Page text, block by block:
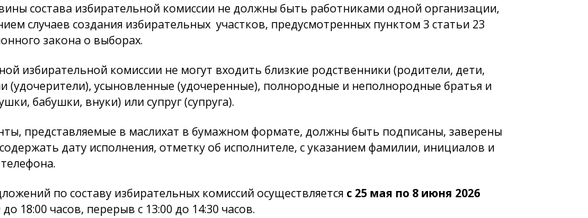
состава избирательной комиссии не должны быть работниками одной организации,
случаев создания избирательных участков, предусмотренных пунктом 3 статьи 23
закона о выборах.
избирательной комиссии не могут входить близкие родственники (родители, дети,
(удочерители), усыновленные (удочеренные), полнородные и неполнородные братья и
бабушки, внуки) или супруг (супруга).
представляемые в маслихат в бумажном формате, должны быть подписаны, заверены
дату исполнения, отметку об исполнителе, с указанием фамилии, инициалов и
по составу избирательных комиссий осуществляется с 25 мая по 8 июня 2026
до 18:00 часов, перерыв с 13:00 до 14:30 часов.